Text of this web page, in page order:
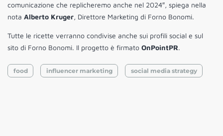
comunicazione che replicheremo anche nel 2024″, spiega nella
nota Alberto Kruger, Direttore Marketing di Forno Bonomi.
Tutte le ricette verranno condivise anche sui profili social e sul
sito di Forno Bonomi. Il progetto è firmato OnPointPR.
food influencer marketing social media strategy